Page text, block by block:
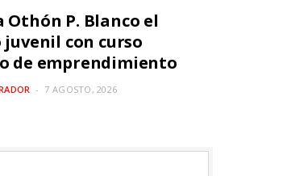
Othón P. Blanco el
con curso
de emprendimiento
7 AGOSTO, 2026